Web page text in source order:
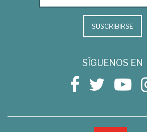
SUSCRIBIRSE
SÍGUENOS EN